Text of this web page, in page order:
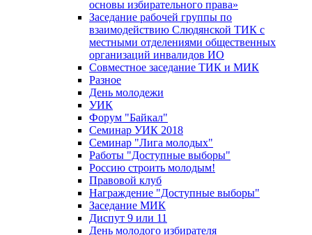
основы избирательного права»
Заседание рабочей группы по
взаимодействию Слюдянской ТИК с
местными отделениями общественных
организаций инвалидов ИО
Совместное заседание ТИК и МИК
Разное
День молодежи
УИК
Форум "Байкал"
Семинар УИК 2018
Семинар "Лига молодых"
Работы "Доступные выборы"
Россию строить молодым!
Правовой клуб
Награждение "Доступные выборы"
Заседание МИК
Диспут 9 или 11
День молодого избирателя